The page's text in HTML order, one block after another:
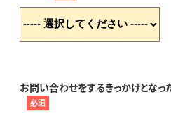
お問い合わせをするきっかけとなっ
必須